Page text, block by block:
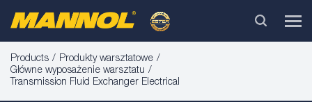
Products
Produkty warsztatowe
Główne wyposażenie warsztatu
Transmission Fluid Exchanger Electrical